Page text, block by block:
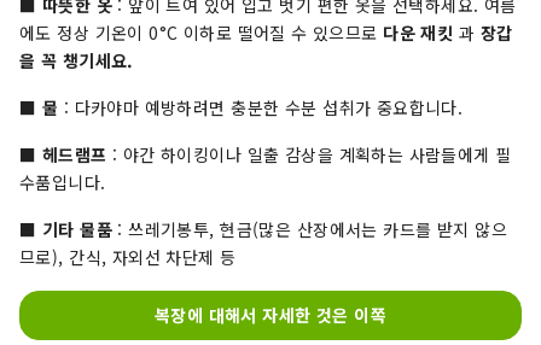
■ 따뜻한 옷: 앞이 트여 있어 입고 벗기 편한 옷을 선택하세요. 여름
에도 정상 기온이 0°C 이하로 떨어질 수 있으므로 다운 재킷 과 장갑
을 꼭 챙기세요.
■ 물 : 다카야마 예방하려면 충분한 수분 섭취가 중요합니다.
■ 헤드램프 : 야간 하이킹이나 일출 감상을 계획하는 사람들에게 필
수품입니다.
■ 기타 물품: 쓰레기봉투, 현금(많은 산장에서는 카드를 받지 않으
므로), 간식, 자외선 차단제 등
복장에 대해서 자세한 것은 이쪽